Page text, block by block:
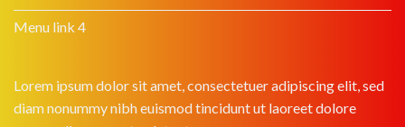
Menu link 4
Lorem ipsum dolor sit amet, consectetuer adipiscing elit, sed
diam nonummy nibh euismod tincidunt ut laoreet dolore